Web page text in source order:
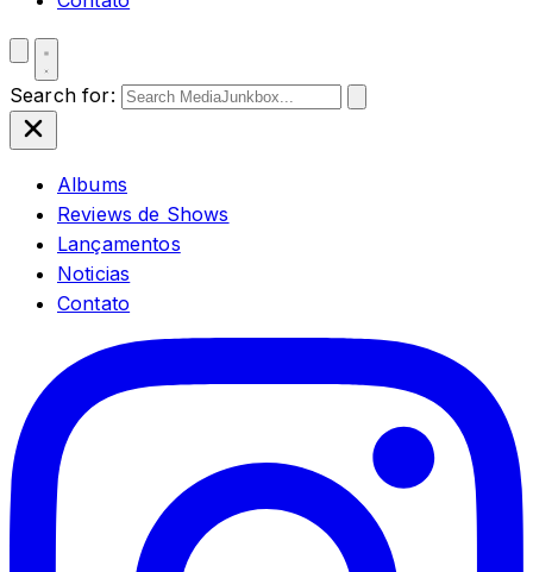
Search for:
Albums
Reviews de Shows
Lançamentos
Noticias
Contato